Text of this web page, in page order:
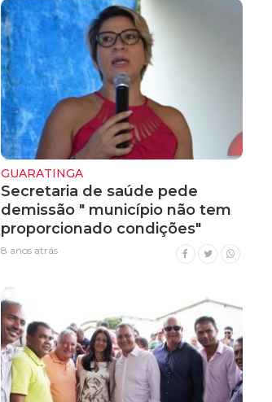
GUARATINGA
Secretaria de saúde pede
demissão " município não tem
proporcionado condições"
8 anos atrás